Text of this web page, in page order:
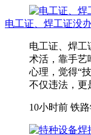
电工证、焊工证没
电工证、焊工
术活，靠手艺
心理，觉得“
不仅违法，更
10小时前 铁